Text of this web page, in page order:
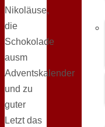
Nikoläuse,
die
Schokolade
ausm
Adventskalender
und zu
guter
Letzt das